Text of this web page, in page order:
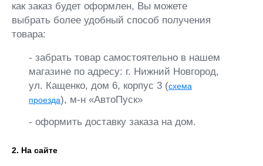
как заказ будет оформлен, Вы можете
выбрать более удобный способ получения
товара:
- забрать товар самостоятельно в нашем
магазине по адресу: г. Нижний Новгород,
ул. Кащенко, дом 6, корпус 3 (схема
проезда), м-н «АвтоПуск»
- оформить доставку заказа на дом.
2. На сайте